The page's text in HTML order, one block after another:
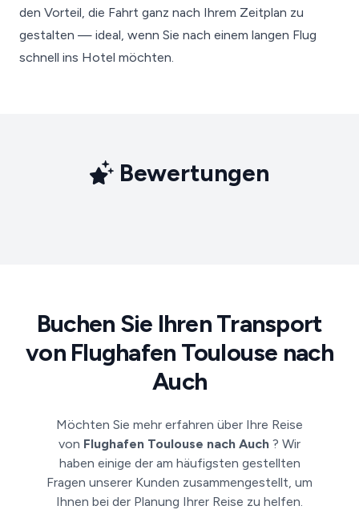
den Vorteil, die Fahrt ganz nach Ihrem Zeitplan zu
gestalten — ideal, wenn Sie nach einem langen Flug
schnell ins Hotel möchten.
Bewertungen
Buchen Sie Ihren Transport
von Flughafen Toulouse nach
Auch
Möchten Sie mehr erfahren über Ihre Reise
von Flughafen Toulouse nach Auch ? Wir
haben einige der am häufigsten gestellten
Fragen unserer Kunden zusammengestellt, um
Ihnen bei der Planung Ihrer Reise zu helfen.